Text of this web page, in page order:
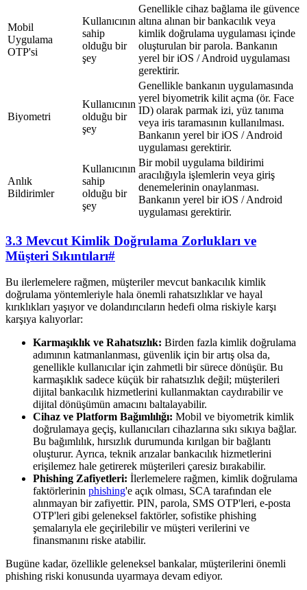
Mobil
Uygulama
OTP'si
Kullanıcının
sahip
olduğu bir
şey
Genellikle cihaz bağlama ile güvence
altına alınan bir bankacılık veya
kimlik doğrulama uygulaması içinde
oluşturulan bir parola. Bankanın
yerel bir iOS / Android uygulaması
gerektirir.
Biyometri
Kullanıcının
olduğu bir
şey
Genellikle bankanın uygulamasında
yerel biyometrik kilit açma (ör. Face
ID) olarak parmak izi, yüz tanıma
veya iris taramasının kullanılması.
Bankanın yerel bir iOS / Android
uygulaması gerektirir.
Anlık
Bildirimler
Kullanıcının
sahip
olduğu bir
şey
Bir mobil uygulama bildirimi
aracılığıyla işlemlerin veya giriş
denemelerinin onaylanması.
Bankanın yerel bir iOS / Android
uygulaması gerektirir.
3.3 Mevcut Kimlik Doğrulama Zorlukları ve
Müşteri Sıkıntıları#
Bu ilerlemelere rağmen, müşteriler mevcut bankacılık kimlik
doğrulama yöntemleriyle hala önemli rahatsızlıklar ve hayal
kırıklıkları yaşıyor ve dolandırıcıların hedefi olma riskiyle karşı
karşıya kalıyorlar:
Karmaşıklık ve Rahatsızlık: Birden fazla kimlik doğrulama
adımının katmanlanması, güvenlik için bir artış olsa da,
genellikle kullanıcılar için zahmetli bir sürece dönüşür. Bu
karmaşıklık sadece küçük bir rahatsızlık değil; müşterileri
dijital bankacılık hizmetlerini kullanmaktan caydırabilir ve
dijital dönüşümün amacını baltalayabilir.
Cihaz ve Platform Bağımlılığı: Mobil ve biyometrik kimlik
doğrulamaya geçiş, kullanıcıları cihazlarına sıkı sıkıya bağlar.
Bu bağımlılık, hırsızlık durumunda kırılgan bir bağlantı
oluşturur. Ayrıca, teknik arızalar bankacılık hizmetlerini
erişilemez hale getirerek müşterileri çaresiz bırakabilir.
Phishing Zafiyetleri: İlerlemelere rağmen, kimlik doğrulama
faktörlerinin phishing'e açık olması, SCA tarafından ele
alınmayan bir zafiyettir. PIN, parola, SMS OTP'leri, e-posta
OTP'leri gibi geleneksel faktörler, sofistike phishing
şemalarıyla ele geçirilebilir ve müşteri verilerini ve
finansmanını riske atabilir.
Bugüne kadar, özellikle geleneksel bankalar, müşterilerini önemli
phishing riski konusunda uyarmaya devam ediyor.